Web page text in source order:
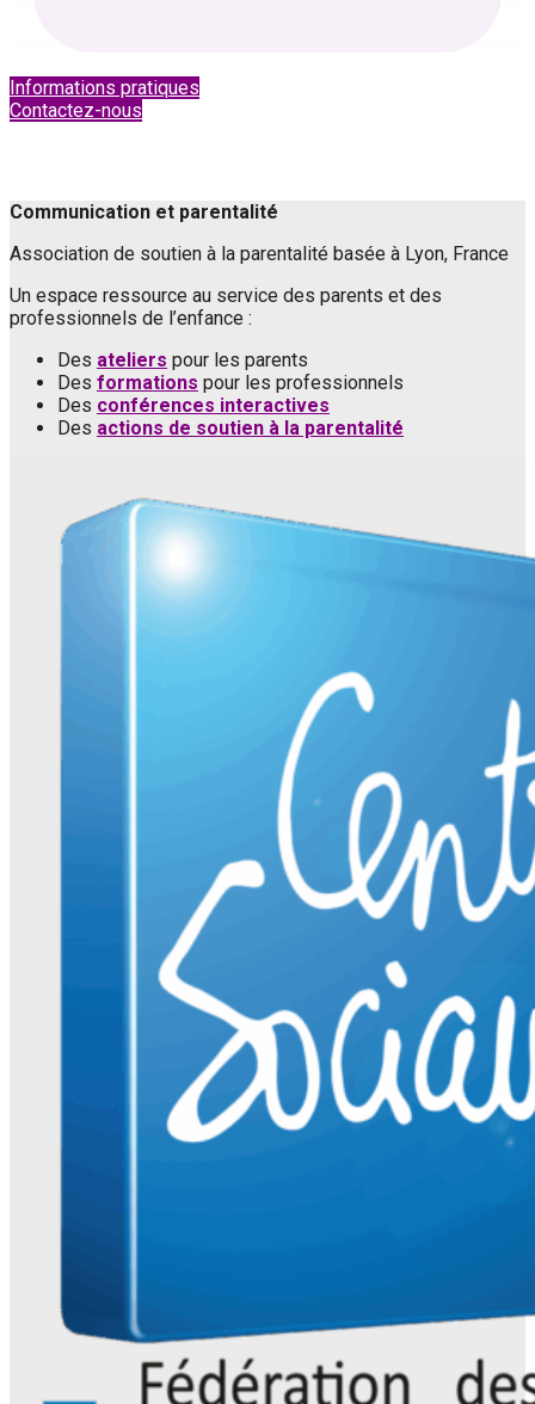
Informations pratiques
Contactez-nous
Communication et parentalité
Association de soutien à la parentalité basée à Lyon, France
Un espace ressource au service des parents et des
professionnels de l’enfance :
Des ateliers pour les parents
Des formations pour les professionnels
Des conférences interactives
Des actions de soutien à la parentalité